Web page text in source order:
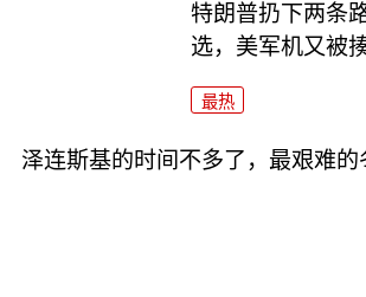
特朗普扔下两条
选，美军机又被
最热
泽连斯基的时间不多了，最艰难的